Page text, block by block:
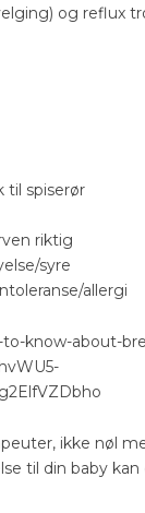
og reflux
til spiserør
riktig
syre
allergi
know-about-
ikke nøl
til din baby